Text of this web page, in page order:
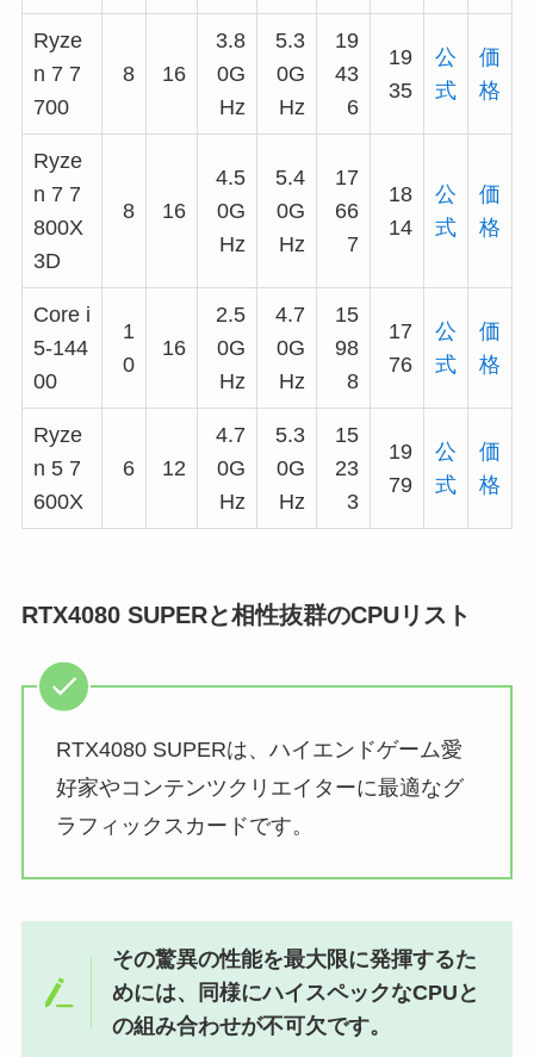
Ryze
n 7 7
700
8 16
3.8
0G
Hz
5.3
0G
Hz
19
43
6
19
35
公
式
価
格
Ryze
n 7 7
800X
3D
8 16
4.5
0G
Hz
5.4
0G
Hz
17
66
7
18
14
公
式
価
格
Core i
5-144
00
1
0
16
2.5
0G
Hz
4.7
0G
Hz
15
98
8
17
76
公
式
価
格
Ryze
n 5 7
600X
6 12
4.7
0G
Hz
5.3
0G
Hz
15
23
3
19
79
公
式
価
格
RTX4080 SUPERと相性抜群のCPUリスト
RTX4080 SUPERは、ハイエンドゲーム愛
好家やコンテンツクリエイターに最適なグ
ラフィックスカードです。
その驚異の性能を最大限に発揮するた
めには、同様にハイスペックなCPUと
の組み合わせが不可欠です。